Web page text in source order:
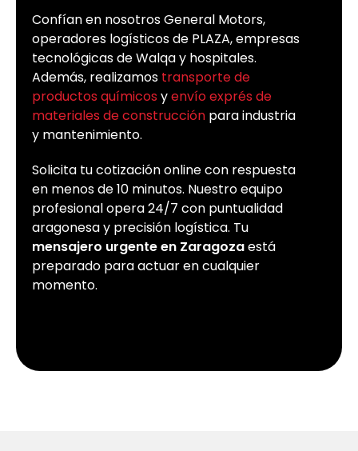
Confían en nosotros General Motors,
operadores logísticos de PLAZA, empresas
tecnológicas de Walqa y hospitales.
Además, realizamos transporte de
productos químicos yenvío exprés de
materiales de construcción para industria
y mantenimiento.
Solicita tu cotización online con respuesta
en menos de 10 minutos. Nuestro equipo
profesional opera 24/7 con puntualidad
aragonesa y precisión logística. Tu
mensajero urgente en Zaragozaestá
preparado para actuar en cualquier
momento.